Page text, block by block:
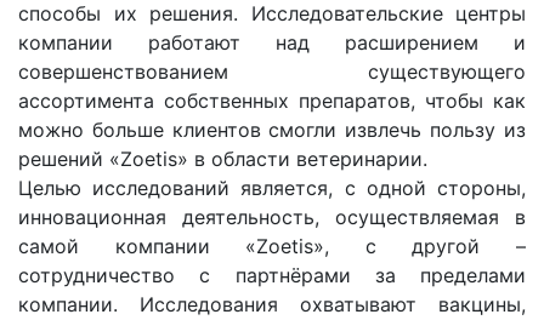
способы их решения. Исследовательские центры
компании работают над расширением и
совершенствованием существующего
ассортимента собственных препаратов, чтобы как
можно больше клиентов смогли извлечь пользу из
решений «Zoetis» в области ветеринарии.
Целью исследований является, с одной стороны,
инновационная деятельность, осуществляемая в
самой компании «Zoetis», с другой –
сотрудничество с партнёрами за пределами
компании. Исследования охватывают вакцины,